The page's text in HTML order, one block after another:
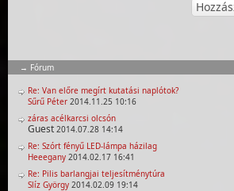
Fórum
Re: Van előre megírt kutatási naplótok?
Sűrű Péter 2014.11.25 10:16
záras acélkarcsi olcsón
Guest 2014.07.28 14:14
Re: Szórt fényű LED-lámpa házilag
Heeegany 2014.02.17 16:41
Re: Pilis barlangjai teljesítménytúra
Slíz György 2014.02.09 19:14